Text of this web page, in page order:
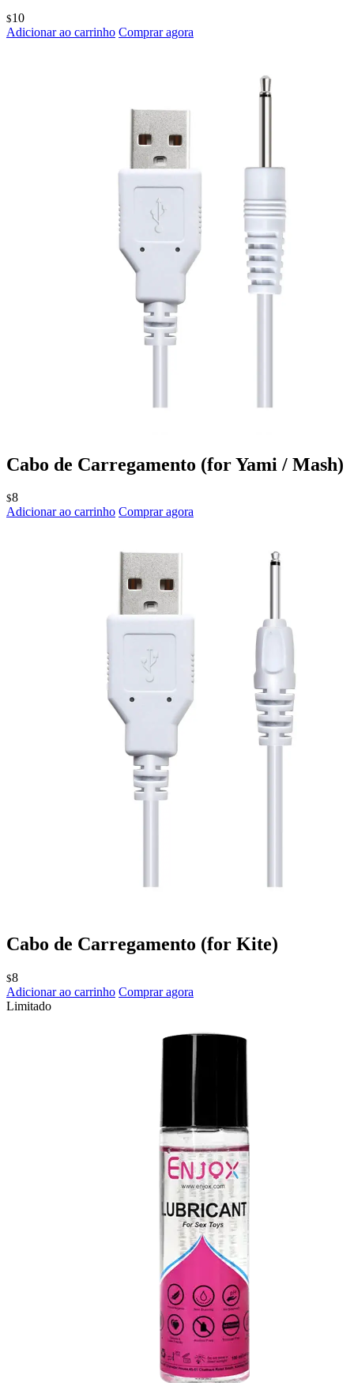
$10
Adicionar ao carrinho Comprar agora
Cabo de Carregamento (for Yami / Mash)
$8
Adicionar ao carrinho Comprar agora
Cabo de Carregamento (for Kite)
$8
Adicionar ao carrinho Comprar agora
Limitado